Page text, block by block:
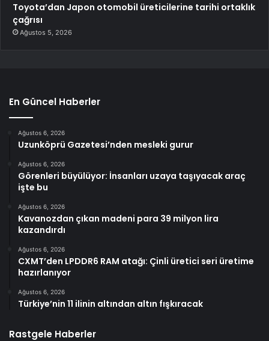
Toyota’dan Japon otomobil üreticilerine tarihi ortaklık
çağrısı
Ağustos 5, 2026
En Güncel Haberler
Ağustos 6, 2026
Uzunköprü Gazetesi’nden mesleki gurur
Ağustos 6, 2026
Görenleri büyülüyor: İnsanları uzaya taşıyacak araç
işte bu
Ağustos 6, 2026
Kavanozdan çıkan madeni para 39 milyon lira
kazandırdı
Ağustos 6, 2026
CXMT’den LPDDR6 RAM atağı: Çinli üretici seri üretime
hazırlanıyor
Ağustos 6, 2026
Türkiye’nin 11 ilinin altından altın fışkıracak
Rastgele Haberler